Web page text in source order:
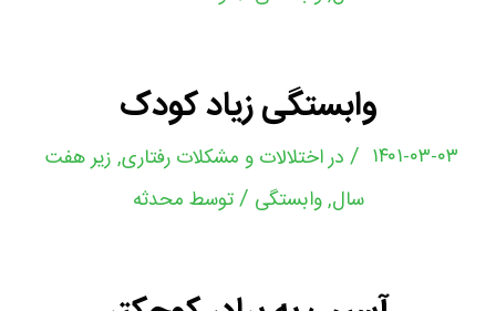
وابستگی زیاد کودک
۱۴۰۱-۰۳-۰۳ / دراختلالات و مشکلات رفتاری, زیر هفت
سال,وابستگی /توسط محدثه